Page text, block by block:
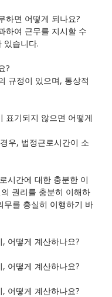
하면 어떻게 되나요?
하여 근무를 지시할 수
있습니다.
?
규정이 있으며, 통상적
표기되지 않으면 어떻게
우, 법정근로시간이 소
시간에 대한 충분한 이
권리를 충분히 이해하
무를 충실히 이행하기 바
어떻게 계산하나요?
어떻게 계산하나요?
어떻게 계산하나요?